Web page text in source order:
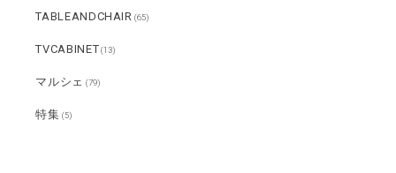
TABLEANDCHAIR (65)
TVCABINET(13)
マルシェ (79)
特集 (5)